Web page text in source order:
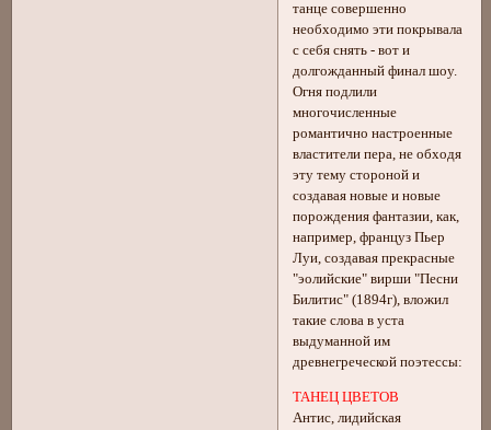
танце совершенно
необходимо эти покрывала
с себя снять - вот и
долгожданный финал шоу.
Огня подлили
многочисленные
романтично настроенные
властители пера, не обходя
эту тему стороной и
создавая новые и новые
порождения фантазии, как,
например, француз Пьер
Луи, создавая прекрасные
"эолийские" вирши "Песни
Билитис" (1894г), вложил
такие слова в уста
выдуманной им
древнегреческой поэтессы:
ТАНЕЦ ЦВЕТОВ
Антис, лидийская